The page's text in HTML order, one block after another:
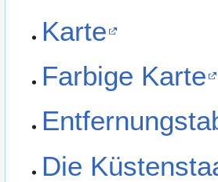
Karte
Farbige Karte
Die